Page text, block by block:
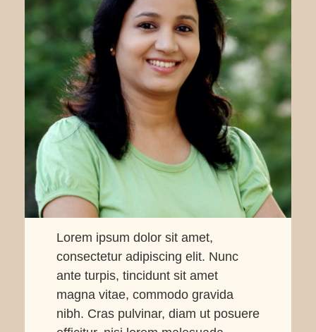
Lorem ipsum dolor sit amet,
consectetur adipiscing elit. Nunc
ante turpis, tincidunt sit amet
magna vitae, commodo gravida
nibh. Cras pulvinar, diam ut posuere